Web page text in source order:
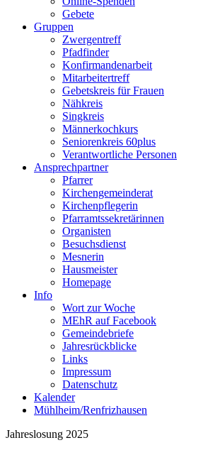
Gebete
Gruppen
Zwergentreff
Pfadfinder
Konfirmandenarbeit
Mitarbeitertreff
Gebetskreis für Frauen
Nähkreis
Singkreis
Männerkochkurs
Seniorenkreis 60plus
Verantwortliche Personen
Ansprechpartner
Pfarrer
Kirchengemeinderat
Kirchenpflegerin
Pfarramtssekretärinnen
Organisten
Besuchsdienst
Mesnerin
Hausmeister
Homepage
Info
Wort zur Woche
MEhR auf Facebook
Gemeindebriefe
Jahresrückblicke
Links
Impressum
Datenschutz
Kalender
Mühlheim/Renfrizhausen
Jahreslosung 2025